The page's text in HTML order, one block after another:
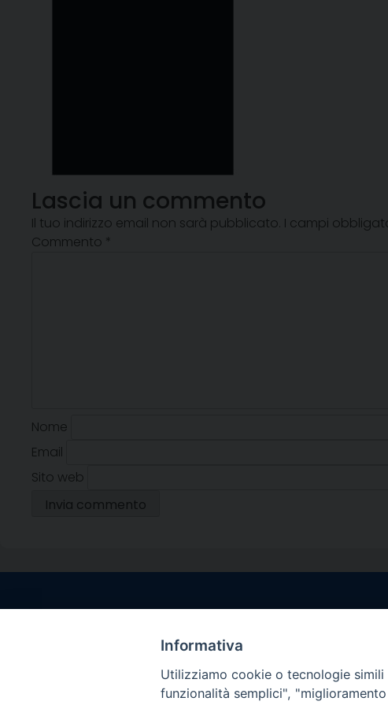
Lascia un commento
Il tuo indirizzo email non sarà pubblicato. I campi
Commento *
Nome
Email
Sito web
Via Santa Maria della
Sorrento (NA)
tel. 0818781244
Giorni ed Orari Apertura
Informativa
Utilizziamo cookie o tecnologie
funzionalità semplici",